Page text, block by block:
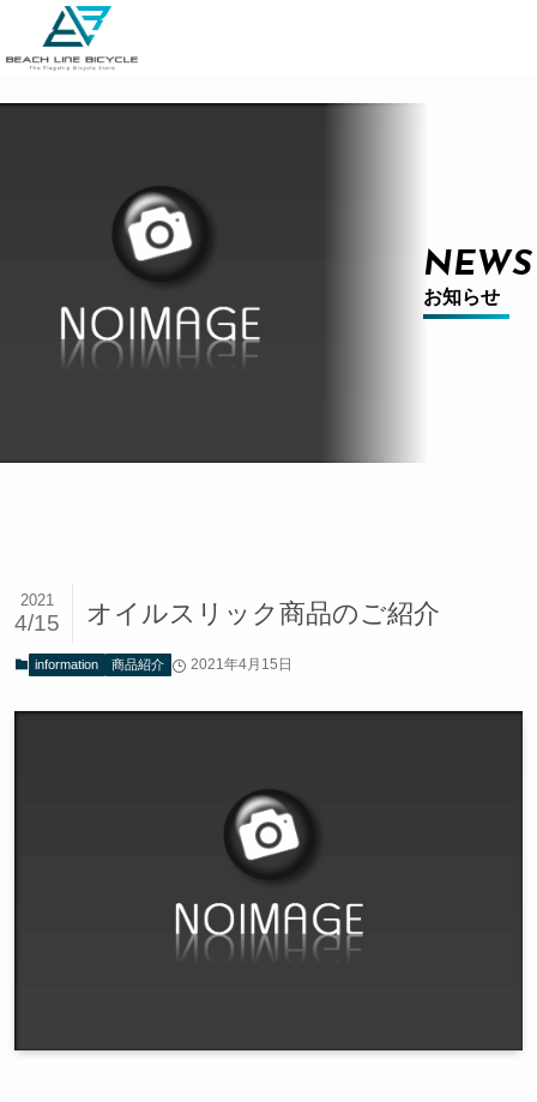
NEWS
お知らせ
オイルスリック商品のご紹介
2021
4/15
information 商品紹介 2021年4月15日